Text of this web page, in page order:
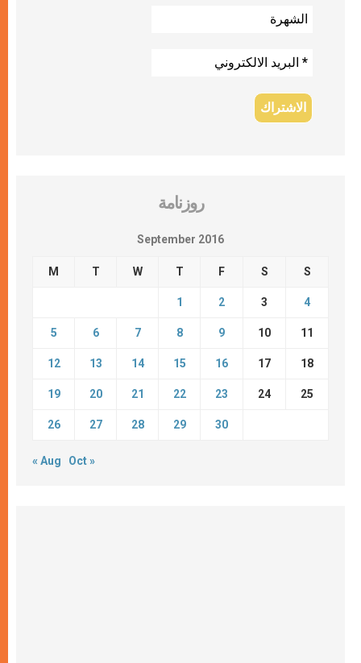
روزنامة
September 2016
M T W T F S S
1 2 3 4
5 6 7 8 9 10 11
12 13 14 15 16 17 18
19 20 21 22 23 24 25
26 27 28 29 30
« Aug Oct »